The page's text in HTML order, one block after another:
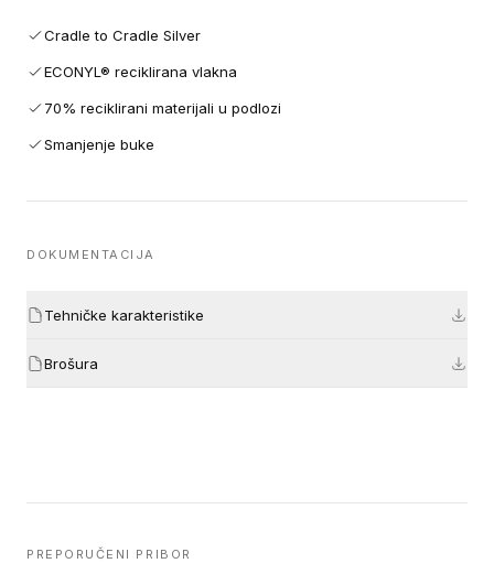
Cradle to Cradle Silver
ECONYL® reciklirana vlakna
70% reciklirani materijali u podlozi
Smanjenje buke
DOKUMENTACIJA
Tehničke karakteristike
Brošura
PREPORUČENI PRIBOR